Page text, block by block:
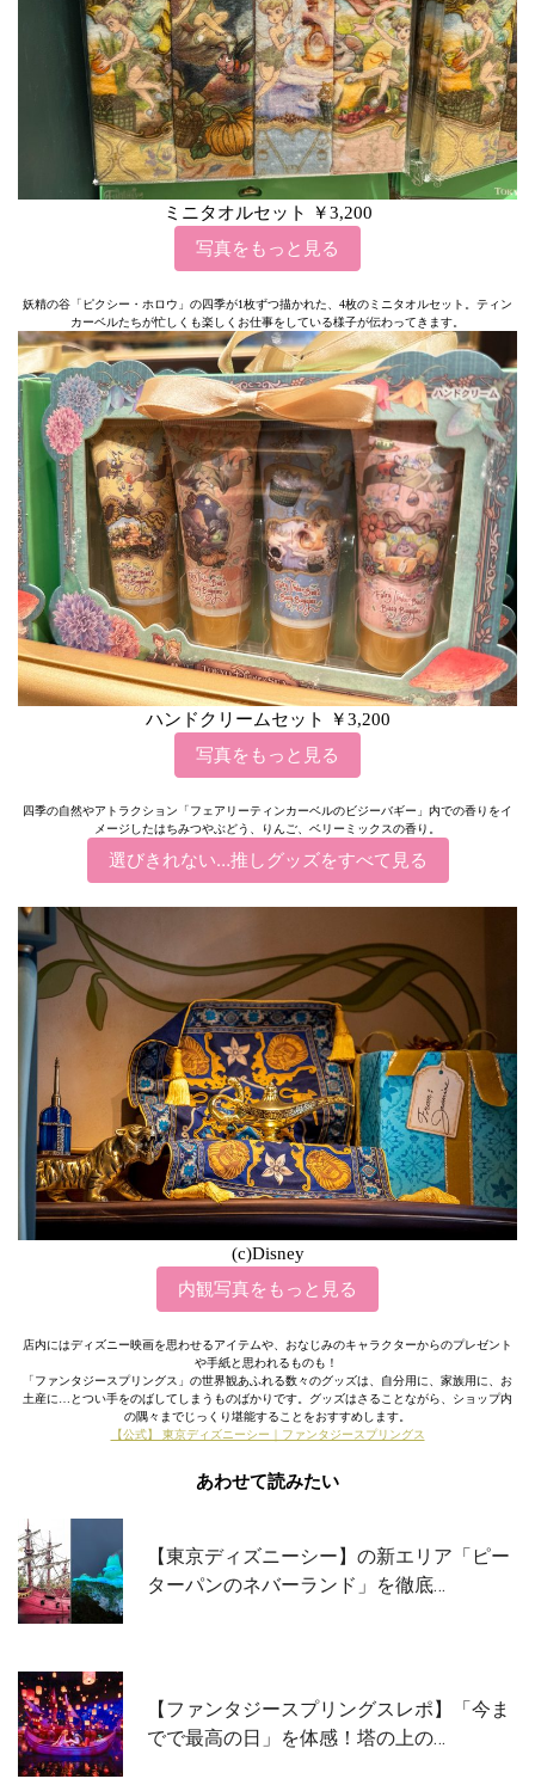
ミニタオルセット ￥3,200
写真をもっと見る
妖精の谷「ピクシー・ホロウ」の四季が1枚ずつ描かれた、4枚のミニタオルセット。ティン
カーベルたちが忙しくも楽しくお仕事をしている様子が伝わってきます。
ハンドクリームセット ￥3,200
写真をもっと見る
四季の自然やアトラクション「フェアリーティンカーベルのビジーバギー」内での香りをイ
メージしたはちみつやぶどう、りんご、ベリーミックスの香り。
選びきれない…推しグッズをすべて見る
(c)Disney
内観写真をもっと見る
店内にはディズニー映画を思わせるアイテムや、おなじみのキャラクターからのプレゼント
や手紙と思われるものも！
「ファンタジースプリングス」の世界観あふれる数々のグッズは、自分用に、家族用に、お
土産に…とつい手をのばしてしまうものばかりです。グッズはさることながら、ショップ内
の隅々までじっくり堪能することをおすすめします。
【公式】 東京ディズニーシー｜ファンタジースプリングス
あわせて読みたい
【東京ディズニーシー】の新エリア「ピー
ターパンのネバーランド」を徹底…
【ファンタジースプリングスレポ】「今ま
でで最高の日」を体感！塔の上の…